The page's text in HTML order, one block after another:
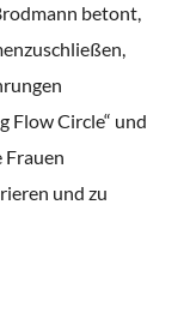
betont,
Flow Circle“ und
Frauen
und zu